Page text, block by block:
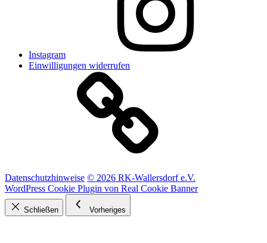
Instagram
Einwilligungen widerrufen
Datenschutzhinweise © 2026 RK-Wallersdorf e.V.
WordPress Cookie Plugin von Real Cookie Banner
Schließen Vorheriges